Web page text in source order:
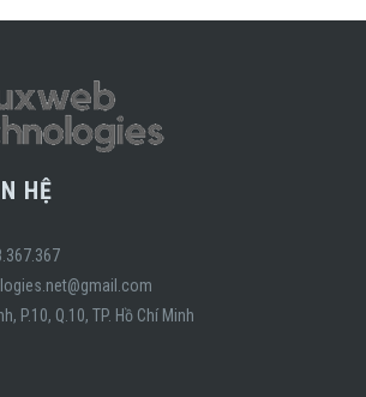
HỆ
P.10, Q.10, TP. Hồ Chí Minh